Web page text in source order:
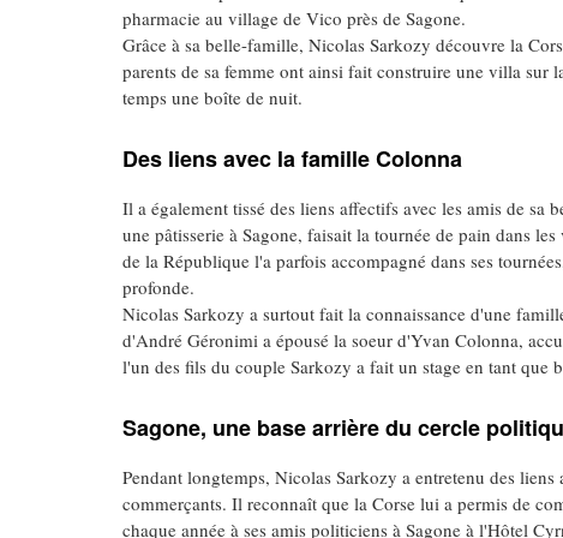
pharmacie au village de Vico près de Sagone.
Grâce à sa belle-famille, Nicolas Sarkozy découvre la
parents de sa femme ont ainsi fait construire une villa sur
temps une boîte de nuit.
Des liens avec la famille Colonna
Il a également tissé des liens affectifs avec les amis de
une pâtisserie à Sagone, faisait la tournée de pain dans
de la République l'a parfois accompagné dans ses
profonde.
Nicolas Sarkozy a surtout fait la connaissance d'une
d'André Géronimi a épousé la soeur d'Yvan Colonna,
l'un des fils du couple Sarkozy a fait un stage en tant que
Sagone, une base arrière du cercle
Pendant longtemps, Nicolas Sarkozy a entretenu des
commerçants. Il reconnaît que la Corse lui a permis de
chaque année à ses amis politiciens à Sagone à l'Hôtel